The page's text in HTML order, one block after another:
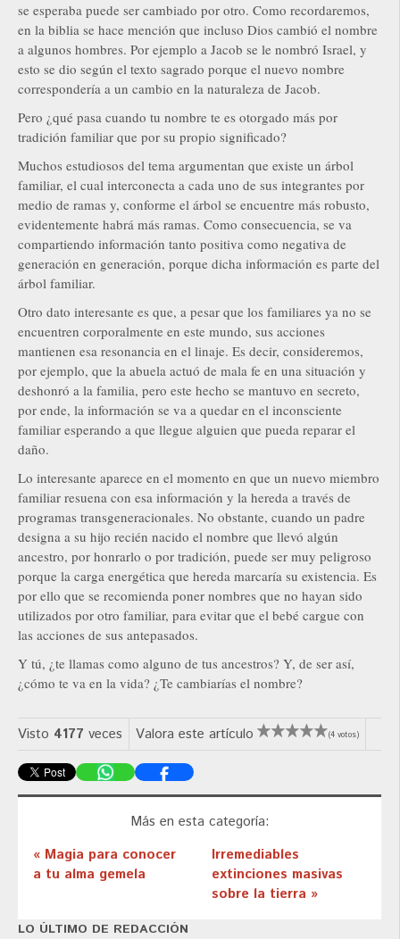
se esperaba puede ser cambiado por otro. Como recordaremos,
en la biblia se hace mención que incluso Dios cambió el nombre
a algunos hombres. Por ejemplo a Jacob se le nombró Israel, y
esto se dio según el texto sagrado porque el nuevo nombre
correspondería a un cambio en la naturaleza de Jacob.
Pero ¿qué pasa cuando tu nombre te es otorgado más por
tradición familiar que por su propio significado?
Muchos estudiosos del tema argumentan que existe un árbol
familiar, el cual interconecta a cada uno de sus integrantes por
medio de ramas y, conforme el árbol se encuentre más robusto,
evidentemente habrá más ramas. Como consecuencia, se va
compartiendo información tanto positiva como negativa de
generación en generación, porque dicha información es parte del
árbol familiar.
Otro dato interesante es que, a pesar que los familiares ya no se
encuentren corporalmente en este mundo, sus acciones
mantienen esa resonancia en el linaje. Es decir, consideremos,
por ejemplo, que la abuela actuó de mala fe en una situación y
deshonró a la familia, pero este hecho se mantuvo en secreto,
por ende, la información se va a quedar en el inconsciente
familiar esperando a que llegue alguien que pueda reparar el
daño.
Lo interesante aparece en el momento en que un nuevo miembro
familiar resuena con esa información y la hereda a través de
programas transgeneracionales. No obstante, cuando un padre
designa a su hijo recién nacido el nombre que llevó algún
ancestro, por honrarlo o por tradición, puede ser muy peligroso
porque la carga energética que hereda marcaría su existencia. Es
por ello que se recomienda poner nombres que no hayan sido
utilizados por otro familiar, para evitar que el bebé cargue con
las acciones de sus antepasados.
Y tú, ¿te llamas como alguno de tus ancestros? Y, de ser así,
¿cómo te va en la vida? ¿Te cambiarías el nombre?
Visto 4177 veces Valora este artículo (4 votos)
Más en esta categoría:
« Magia para conocer
a tu alma gemela
Irremediables
extinciones masivas
sobre la tierra »
LO ÚLTIMO DE REDACCIÓN